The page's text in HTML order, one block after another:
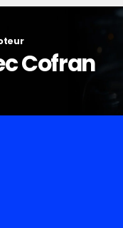
Cofran